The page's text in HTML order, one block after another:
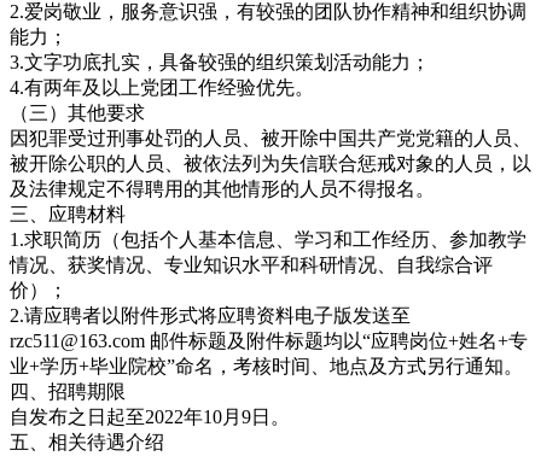
2.爱岗敬业，服务意识强，有较强的团队协作精神和组织协调
能力；
3.文字功底扎实，具备较强的组织策划活动能力；
4.有两年及以上党团工作经验优先。
（三）其他要求
因犯罪受过刑事处罚的人员、被开除中国共产党党籍的人员、
被开除公职的人员、被依法列为失信联合惩戒对象的人员，以
及法律规定不得聘用的其他情形的人员不得报名。
三、应聘材料
1.求职简历（包括个人基本信息、学习和工作经历、参加教学
情况、获奖情况、专业知识水平和科研情况、自我综合评
价）；
2.请应聘者以附件形式将应聘资料电子版发送至
rzc511@163.com 邮件标题及附件标题均以“应聘岗位+姓名+专
业+学历+毕业院校”命名，考核时间、地点及方式另行通知。
四、招聘期限
自发布之日起至2022年10月9日。
五、相关待遇介绍